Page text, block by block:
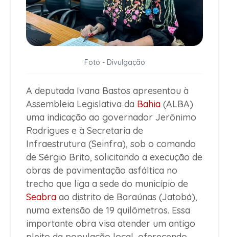
Foto - Divulgação
A deputada Ivana Bastos apresentou à
Assembleia Legislativa da Bahia (ALBA)
uma indicação ao governador Jerônimo
Rodrigues e à Secretaria de
Infraestrutura (Seinfra), sob o comando
de Sérgio Brito, solicitando a execução de
obras de pavimentação asfáltica no
trecho que liga a sede do município de
Seabra ao distrito de Baraúnas (Jatobá),
numa extensão de 19 quilômetros. Essa
importante obra visa atender um antigo